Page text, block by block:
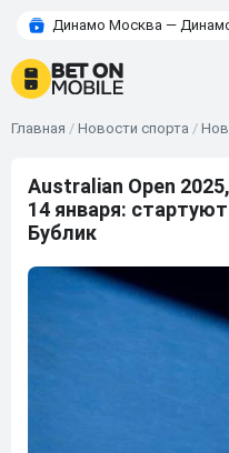
Динамо Москва —
Главная / Новости спорта /
Australian Open
14 января:
Бублик